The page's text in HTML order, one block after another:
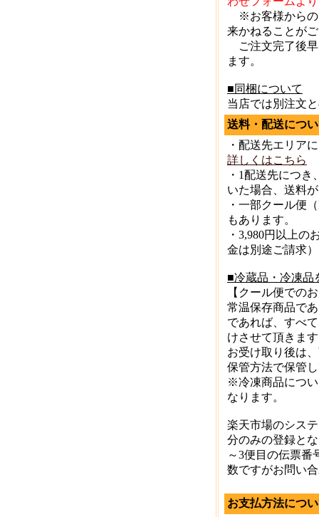
※お客様からの
来かねることが
ご注文完了後早
ます。
■同梱について
当店では別注文
送料・配送につ
・配送先エリア
詳しくはこちら
・1配送先につ
いた場合、送料
・一部クール便
もあります。
・3,980円以上の
金は別途ご請求
■冷蔵品・冷凍品
【クール便での
常温保存商品で
であれば、すべ
けさせて頂きま
お受け取り後は
保管方法で保管
※冷凍商品につ
なります。
楽天市場のシス
分のみの登録と
～3便目の伝票番
数ですがお問い
お支払方法につ